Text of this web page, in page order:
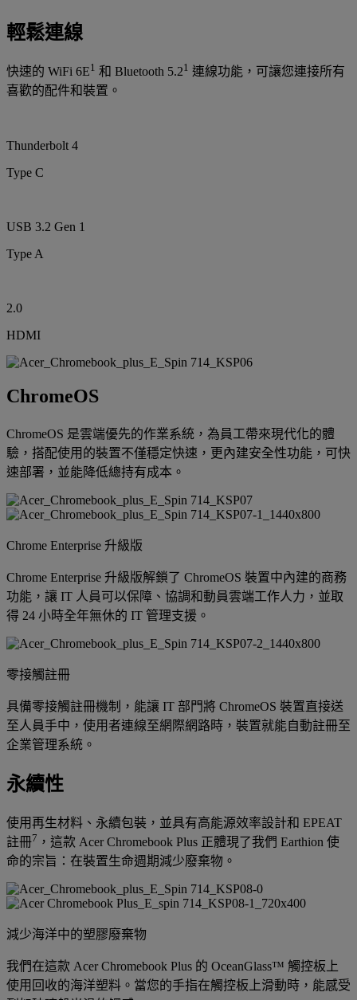
輕鬆連線
快速的 WiFi 6E1 和 Bluetooth 5.21 連線功能，可讓您連接所有
喜歡的配件和裝置。
Thunderbolt 4
Type C
USB 3.2 Gen 1
Type A
2.0
HDMI
ChromeOS
ChromeOS 是雲端優先的作業系統，為員工帶來現代化的體
驗，搭配使用的裝置不僅穩定快速，更內建安全性功能，可快
速部署，並能降低總持有成本。
Chrome Enterprise 升級版
Chrome Enterprise 升級版解鎖了 ChromeOS 裝置中內建的商務
功能，讓 IT 人員可以保障、協調和動員雲端工作人力，並取
得 24 小時全年無休的 IT 管理支援。
零接觸註冊
具備零接觸註冊機制，能讓 IT 部門將 ChromeOS 裝置直接送
至人員手中，使用者連線至網際網路時，裝置就能自動註冊至
企業管理系統。
永續性
使用再生材料、永續包裝，並具有高能源效率設計和 EPEAT
註冊7 ，這款 Acer Chromebook Plus 正體現了我們 Earthion 使
命的宗旨：在裝置生命週期減少廢棄物。
減少海洋中的塑膠廢棄物
我們在這款 Acer Chromebook Plus 的 OceanGlass™ 觸控板上
使用回收的海洋塑料。當您的手指在觸控板上滑動時，能感受